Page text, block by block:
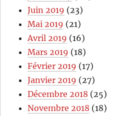
Juin 2019 (23)
Mai 2019 (21)
Avril 2019 (16)
Mars 2019 (18)
Février 2019 (17)
Janvier 2019 (27)
Décembre 2018 (25)
Novembre 2018 (18)